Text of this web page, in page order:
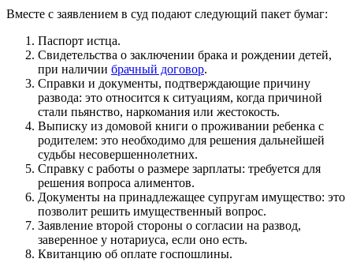
Вместе с заявлением в суд подают следующий пакет бумаг:
Паспорт истца.
Свидетельства о заключении брака и рождении детей,
при наличии брачный договор.
Справки и документы, подтверждающие причину
развода: это относится к ситуациям, когда причиной
стали пьянство, наркомания или жестокость.
Выписку из домовой книги о проживании ребенка с
родителем: это необходимо для решения дальнейшей
судьбы несовершеннолетних.
Справку с работы о размере зарплаты: требуется для
решения вопроса алиментов.
Документы на принадлежащее супругам имущество: это
позволит решить имущественный вопрос.
Заявление второй стороны о согласии на развод,
заверенное у нотариуса, если оно есть.
Квитанцию об оплате госпошлины.